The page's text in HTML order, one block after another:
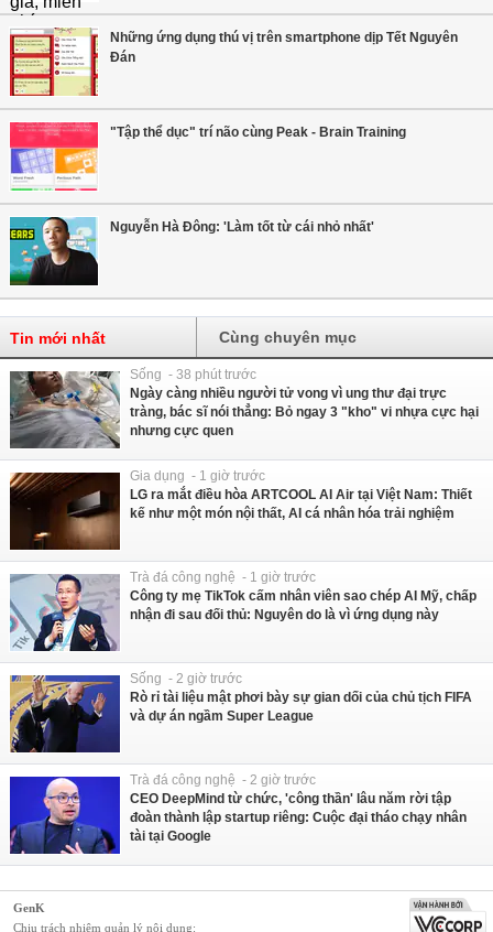
Những ứng dụng thú vị trên smartphone dịp Tết Nguyên
Đán
"Tập thể dục" trí não cùng Peak - Brain Training
Nguyễn Hà Đông: 'Làm tốt từ cái nhỏ nhất'
Tin mới nhất Cùng chuyên mục
Sống - 38 phút trước
Ngày càng nhiều người tử vong vì ung thư đại trực
tràng, bác sĩ nói thẳng: Bỏ ngay 3 "kho" vi nhựa cực hại
nhưng cực quen
Gia dụng - 1 giờ trước
LG ra mắt điều hòa ARTCOOL AI Air tại Việt Nam: Thiết
kế như một món nội thất, AI cá nhân hóa trải nghiệm
Trà đá công nghệ - 1 giờ trước
Công ty mẹ TikTok cấm nhân viên sao chép AI Mỹ, chấp
nhận đi sau đối thủ: Nguyên do là vì ứng dụng này
Sống - 2 giờ trước
Rò rỉ tài liệu mật phơi bày sự gian dối của chủ tịch FIFA
và dự án ngầm Super League
Trà đá công nghệ - 2 giờ trước
CEO DeepMind từ chức, 'công thần' lâu năm rời tập
đoàn thành lập startup riêng: Cuộc đại tháo chạy nhân
tài tại Google
GenK
Chịu trách nhiệm quản lý nội dung: